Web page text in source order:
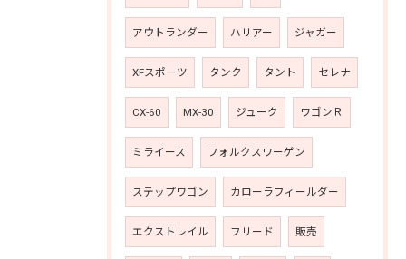
アウトランダー ハリアー ジャガー
XFスポーツ タンク タント セレナ
CX-60 MX-30 ジューク ワゴンＲ
ミライース フォルクスワーゲン
ステップワゴン カローラフィールダー
エクストレイル フリード 販売